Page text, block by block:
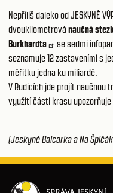
Nepříliš daleko odJESKYNĚ
dvoukilometrová naučná
Burkhardta
se sedmi
seznamuje 12 zastaveními s
měřítku jedna ku miliardě.
V Rudicích jde projít naučnou
využití části krasu upozorňuje
(Jeskyně Balcarka a Na